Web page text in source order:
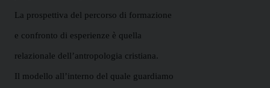
La prospettiva del percorso di formazione
e confronto di esperienze è quella
relazionale dell’antropologia cristiana.
Il modello all’interno del quale guardiamo